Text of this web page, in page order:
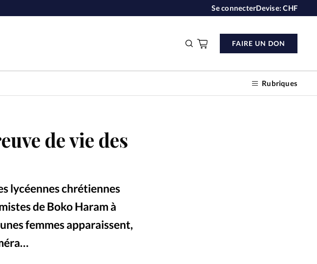
Se connecterDevise:CHF
Rubriques
FAIRE UN DON
Faire un don
La rédaction
Mon compte
de vie des
lycéennes chrétiennes
de Boko Haram à
femmes apparaissent,